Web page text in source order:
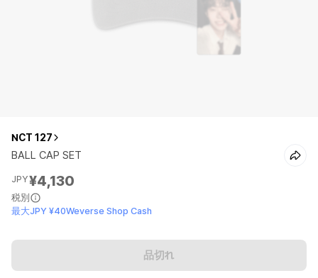
NCT 127
BALL CAP SET
JPY¥4,130
税別
最大JPY ¥40Weverse Shop Cash
品切れ